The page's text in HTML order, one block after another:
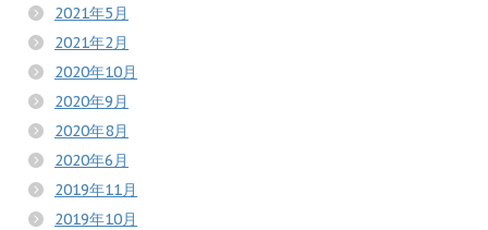
2021年5月
2021年2月
2020年10月
2020年9月
2020年8月
2020年6月
2019年11月
2019年10月